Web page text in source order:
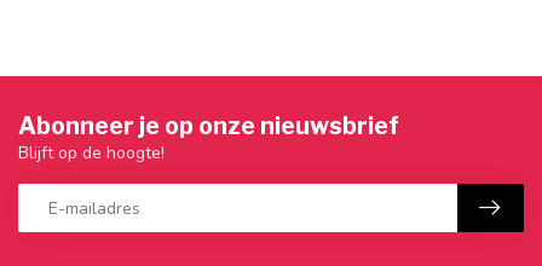
Abonneer je op onze nieuwsbrief
Blijft op de hoogte!